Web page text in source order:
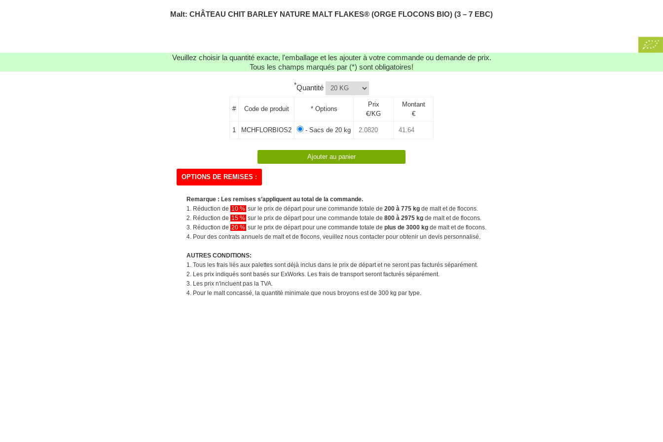
Malt: CHÂTEAU CHIT BARLEY NATURE MALT FLAKES® (ORGE FLOCONS BIO) (3 – 7 EBC)
Veuillez choisir la quantité exacte, l'emballage et les ajouter à votre commande ou demande de prix.
Tous les champs marqués par (*) sont obligatoires!
*Quantité
# Code de produit * Options
Prix
€/KG
Montant
€
1 MCHFLORBIOS2 - Sacs de 20 kg
OPTIONS DE REMISES :
Remarque : Les remises s’appliquent au total de la commande.
1. Réduction de 10 % sur le prix de départ pour une commande totale de 200 à 775 kg de malt et de flocons.
2. Réduction de 15 % sur le prix de départ pour une commande totale de 800 à 2975 kg de malt et de flocons.
3. Réduction de 20 % sur le prix de départ pour une commande totale de plus de 3000 kg de malt et de flocons.
4. Pour des contrats annuels de malt et de flocons, veuillez nous contacter pour obtenir un devis personnalisé.
AUTRES CONDITIONS:
1. Tous les frais liés aux palettes sont déjà inclus dans le prix de départ et ne seront pas facturés séparément.
2. Les prix indiqués sont basés sur ExWorks. Les frais de transport seront facturés séparément.
3. Les prix n'incluent pas la TVA.
4. Pour le malt concassé, la quantité minimale que nous broyons est de 300 kg par type.